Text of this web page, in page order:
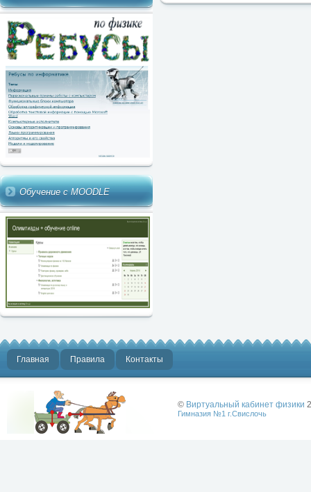
Обучение с MOODLE
Главная Правила Контакты
© Виртуальный кабинет физики
Гимназия №1 г.Свислочь